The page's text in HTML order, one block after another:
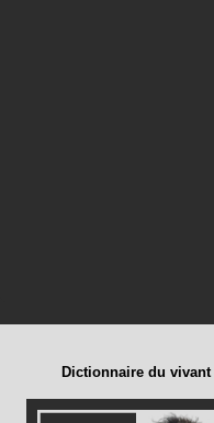
Dictionnaire du vivant